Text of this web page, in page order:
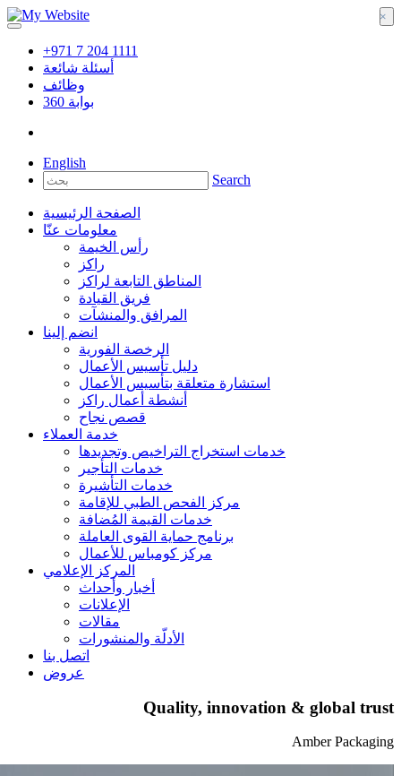
+971 7 204 1111
أسئلة شائعة
وظائف
360 بوابة
English
Search
الصفحة الرئيسية
معلومات عنّا
رأس الخيمة
راكز
المناطق التابعة لراكز
فريق القيادة
المرافق والمنشآت
انضم إلينا
الرخصة الفورية
دليل تأسيس الأعمال
استشارة متعلقة بتأسيس الأعمال
أنشطة أعمال راكز
قصص نجاح
خدمة العملاء
خدمات استخراج التراخيص وتجديدها
خدمات التأجير
خدمات التأشيرة
مركز الفحص الطبي للإقامة
خدمات القيمة المُضافة
برنامج حماية القوى العاملة
مركز كومباس للأعمال
المركز الإعلامي
أخبار وأحداث
الإعلانات
مقالات
الأدلّة والمنشورات
اتصل بنا
عروض
Quality, innovation & global trust
Amber Packaging
×